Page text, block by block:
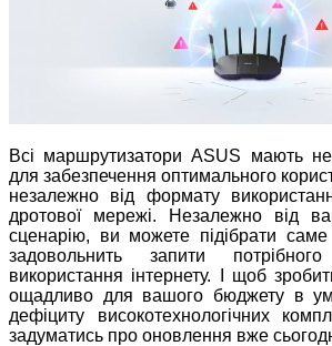
Всі маршрутизатори ASUS мають
для забезпечення оптимального
незалежно від формату
дротової мережі. Незалежно від
сценарію, ви можете підібрати саме
задовольнить запити
використання інтернету. І щоб
ощадливо для вашого бюджету в
дефіциту високотехнологічних
задуматись про оновлення вже